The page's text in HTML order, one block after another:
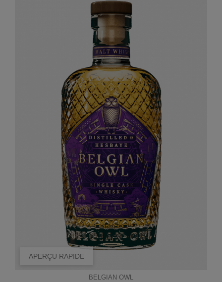
APERÇU RAPIDE
BELGIAN OWL